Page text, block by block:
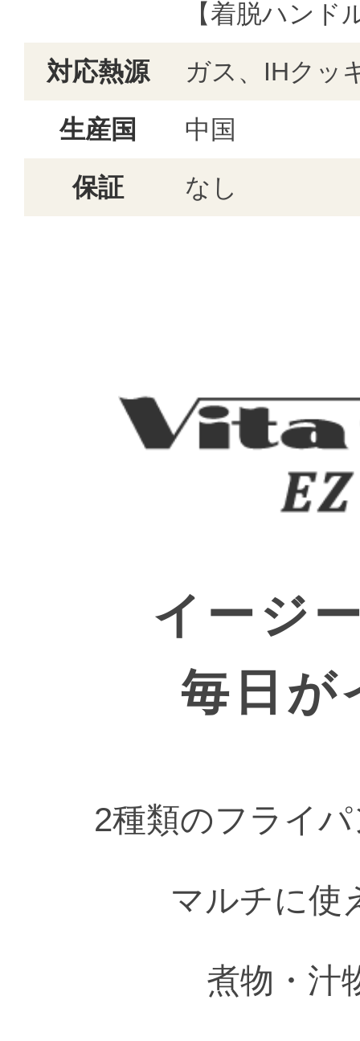
【着脱ハン
対応熱源
ガス、IHクッ
生産国
中国
保証
なし
イージ
毎日が
2種類のフライ
マルチに使
煮物・汁